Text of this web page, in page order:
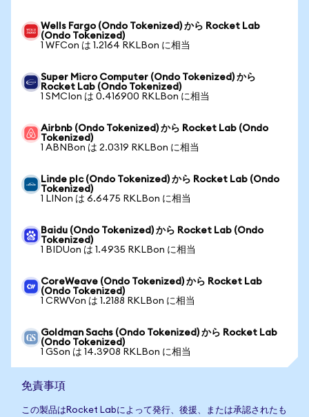
Wells Fargo (Ondo Tokenized) から Rocket Lab
(Ondo Tokenized)
1 WFCon は 1.2164 RKLBon に相当
Super Micro Computer (Ondo Tokenized) から
Rocket Lab (Ondo Tokenized)
1 SMCIon は 0.416900 RKLBon に相当
Airbnb (Ondo Tokenized) から Rocket Lab (Ondo
Tokenized)
1 ABNBon は 2.0319 RKLBon に相当
Linde plc (Ondo Tokenized) から Rocket Lab (Ondo
Tokenized)
1 LINon は 6.6475 RKLBon に相当
Baidu (Ondo Tokenized) から Rocket Lab (Ondo
Tokenized)
1 BIDUon は 1.4935 RKLBon に相当
CoreWeave (Ondo Tokenized) から Rocket Lab
(Ondo Tokenized)
1 CRWVon は 1.2188 RKLBon に相当
Goldman Sachs (Ondo Tokenized) から Rocket Lab
(Ondo Tokenized)
1 GSon は 14.3908 RKLBon に相当
免責事項
この製品はRocket Labによって発行、後援、または承認されたも